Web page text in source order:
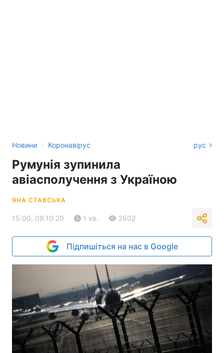
Новини › Коронавірус рус
Румунія зупинила
авіасполучення з Україною
ЯНА СТАВСЬКА
15:00, 09.10.20 1 хв. 2602
Підпишіться на нас в Google